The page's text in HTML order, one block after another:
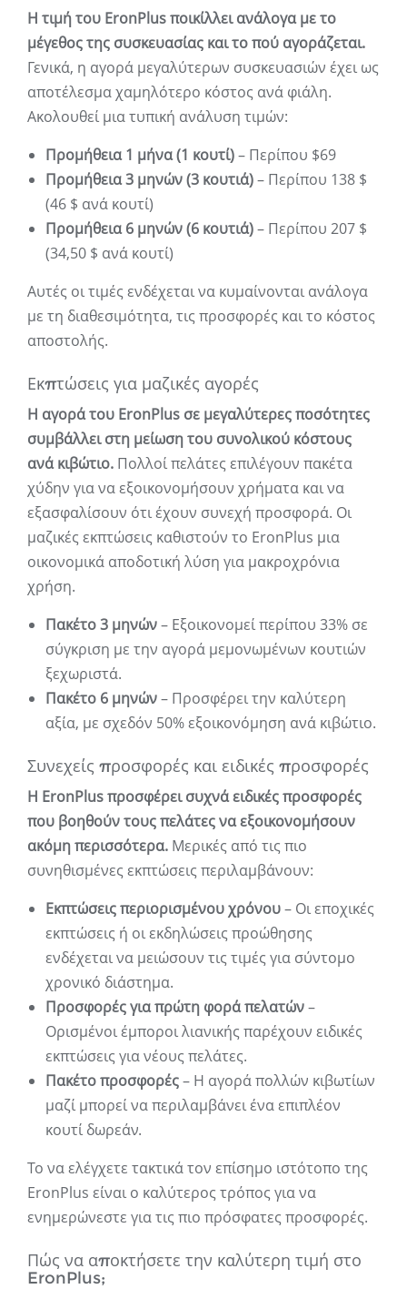
Η τιμή του EronPlus ποικίλλει ανάλογα με το
μέγεθος της συσκευασίας και το πού αγοράζεται.
Γενικά, η αγορά μεγαλύτερων συσκευασιών έχει ως
αποτέλεσμα χαμηλότερο κόστος ανά φιάλη.
Ακολουθεί μια τυπική ανάλυση τιμών:
Προμήθεια 1 μήνα (1 κουτί)– Περίπου $69
Προμήθεια 3 μηνών (3 κουτιά)– Περίπου 138 $
(46 $ ανά κουτί)
Προμήθεια 6 μηνών (6 κουτιά)– Περίπου 207 $
(34,50 $ ανά κουτί)
Αυτές οι τιμές ενδέχεται να κυμαίνονται ανάλογα
με τη διαθεσιμότητα, τις προσφορές και το κόστος
αποστολής.
Εκπτώσεις για μαζικές αγορές
Η αγορά του EronPlus σε μεγαλύτερες ποσότητες
συμβάλλει στη μείωση του συνολικού κόστους
ανά κιβώτιο. Πολλοί πελάτες επιλέγουν πακέτα
χύδην για να εξοικονομήσουν χρήματα και να
εξασφαλίσουν ότι έχουν συνεχή προσφορά. Οι
μαζικές εκπτώσεις καθιστούν το EronPlus μια
οικονομικά αποδοτική λύση για μακροχρόνια
χρήση.
Πακέτο 3 μηνών– Εξοικονομεί περίπου 33% σε
σύγκριση με την αγορά μεμονωμένων κουτιών
ξεχωριστά.
Πακέτο 6 μηνών– Προσφέρει την καλύτερη
αξία, με σχεδόν 50% εξοικονόμηση ανά κιβώτιο.
Συνεχείς προσφορές και ειδικές προσφορές
Η EronPlus προσφέρει συχνά ειδικές προσφορές
που βοηθούν τους πελάτες να εξοικονομήσουν
ακόμη περισσότερα. Μερικές από τις πιο
συνηθισμένες εκπτώσεις περιλαμβάνουν:
Εκπτώσεις περιορισμένου χρόνου– Οι εποχικές
εκπτώσεις ή οι εκδηλώσεις προώθησης
ενδέχεται να μειώσουν τις τιμές για σύντομο
χρονικό διάστημα.
Προσφορές για πρώτη φορά πελατών–
Ορισμένοι έμποροι λιανικής παρέχουν ειδικές
εκπτώσεις για νέους πελάτες.
Πακέτο προσφορές– Η αγορά πολλών κιβωτίων
μαζί μπορεί να περιλαμβάνει ένα επιπλέον
κουτί δωρεάν.
Το να ελέγχετε τακτικά τον επίσημο ιστότοπο της
EronPlus είναι ο καλύτερος τρόπος για να
ενημερώνεστε για τις πιο πρόσφατες προσφορές.
Πώς να αποκτήσετε την καλύτερη τιμή στο
EronPlus;